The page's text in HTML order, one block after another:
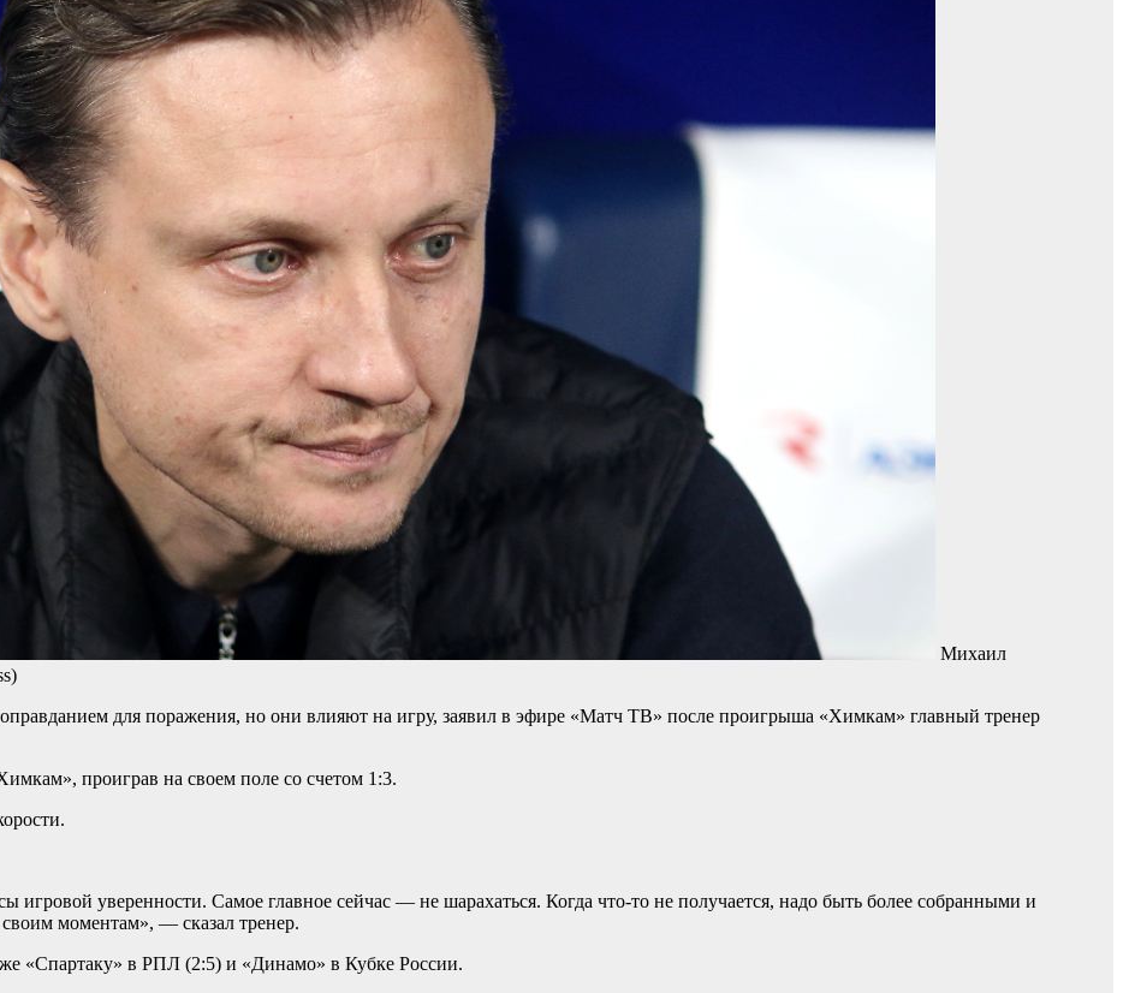
Михаил
оправданием для поражения, но они влияют на игру, заявил в эфире «Матч ТВ» после проигрыша «Химкам» главный тренер
проиграв на своем поле со счетом 1:3.
игровой уверенности. Самое главное сейчас — не шарахаться. Когда что‑то не получается, надо быть более собранными и
моментам», — сказал тренер.
«Спартаку» в РПЛ (2:5) и «Динамо» в Кубке России.